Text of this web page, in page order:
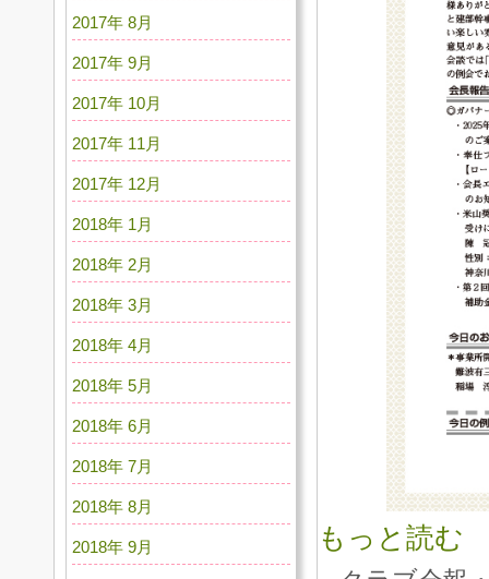
もっと読む
2017年 8月
2017年 9月
2017年 10月
2017年 11月
2017年 12月
2018年 1月
2018年 2月
2018年 3月
2018年 4月
2018年 5月
2018年 6月
2018年 7月
2018年 8月
2018年 9月